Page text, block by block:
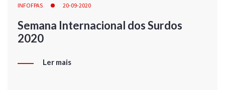
INFOFPAS 20-09-2020
Semana Internacional dos Surdos
2020
Ler mais